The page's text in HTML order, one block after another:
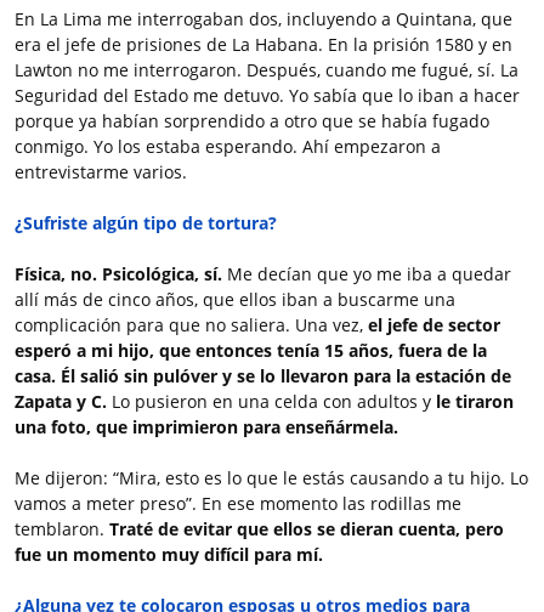
En La Lima me interrogaban dos, incluyendo a Quintana, que
era el jefe de prisiones de La Habana. En la prisión 1580 y en
Lawton no me interrogaron. Después, cuando me fugué, sí. La
Seguridad del Estado me detuvo. Yo sabía que lo iban a hacer
porque ya habían sorprendido a otro que se había fugado
conmigo. Yo los estaba esperando. Ahí empezaron a
entrevistarme varios.
¿Sufriste algún tipo de tortura?
Física, no. Psicológica, sí. Me decían que yo me iba a quedar
allí más de cinco años, que ellos iban a buscarme una
complicación para que no saliera. Una vez, el jefe de sector
esperó a mi hijo, que entonces tenía 15 años, fuera de la
casa. Él salió sin pulóver y se lo llevaron para la estación de
Zapata y C. Lo pusieron en una celda con adultos y le tiraron
una foto, que imprimieron para enseñármela.
Me dijeron: “Mira, esto es lo que le estás causando a tu hijo. Lo
vamos a meter preso”. En ese momento las rodillas me
temblaron. Traté de evitar que ellos se dieran cuenta, pero
fue un momento muy difícil para mí.
¿Alguna vez te colocaron esposas u otros medios para